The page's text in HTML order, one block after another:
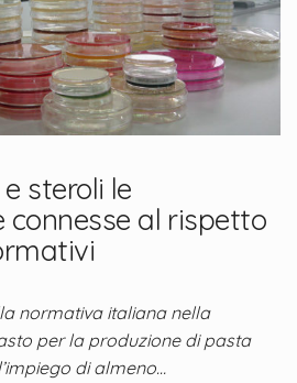
steroli le
connesse al rispetto
normativa italiana nella
per la produzione di pasta
di almeno…